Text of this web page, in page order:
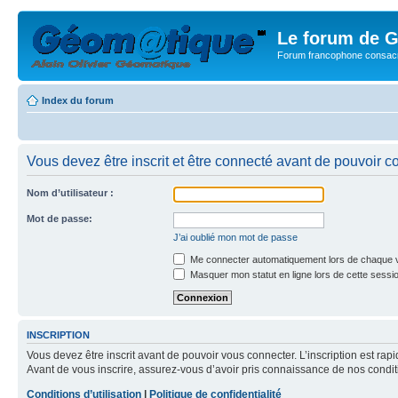
Le forum de
Forum francophone
Index du forum
Vous devez être inscrit et être connecté avant de pouvoir
Nom d’utilisateur :
Mot de passe:
J’ai oublié mon mot de passe
Me connecter automatiquement lors de chaque
Masquer mon statut en ligne lors de cette
INSCRIPTION
Vous devez être inscrit avant de pouvoir vous connecter. L’inscription est
Avant de vous inscrire, assurez-vous d’avoir pris connaissance de nos
Conditions d’utilisation
Politique de confidentialité